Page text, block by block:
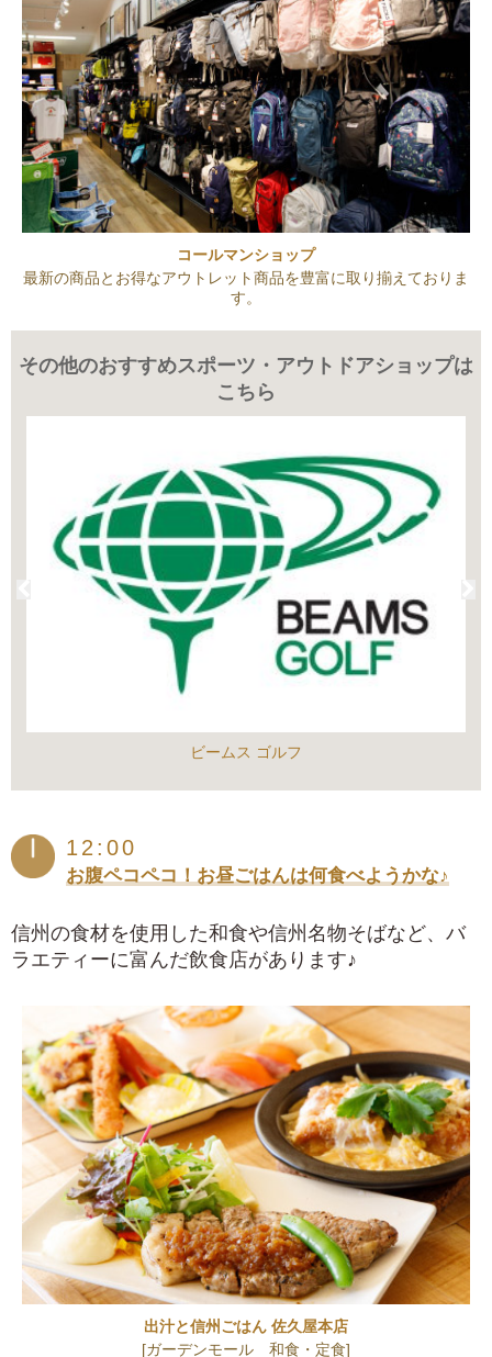
コールマンショップ
最新の商品とお得なアウトレット商品を豊富に取り揃えておりま
す。
その他のおすすめスポーツ・アウトドアショップは
こちら
ビームス ゴルフ
12:00
お腹ペコペコ！お昼ごはんは何食べようかな♪
信州の食材を使用した和食や信州名物そばなど、バ
ラエティーに富んだ飲食店があります♪
出汁と信州ごはん 佐久屋本店
[ガーデンモール 和食・定食]